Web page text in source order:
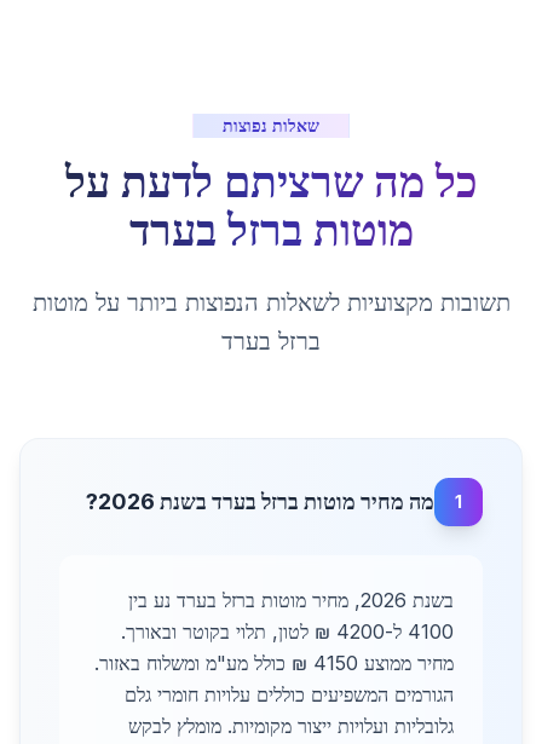
שאלות נפוצות
כל מה שרציתם לדעת על
מוטות ברזלבערד
תשובות מקצועיות לשאלות הנפוצות ביותר על מוטות
ברזל בערד
1 מה מחיר מוטות ברזל בערד בשנת 2026?
בשנת 2026, מחיר מוטות ברזל בערד נע בין
4100 ל-4200 ₪ לטון, תלוי בקוטר ובאורך.
מחיר ממוצע 4150 ₪ כולל מע"מ ומשלוח באזור.
הגורמים המשפיעים כוללים עלויות חומרי גלם
גלובליות ועלויות ייצור מקומיות. מומלץ לבקש